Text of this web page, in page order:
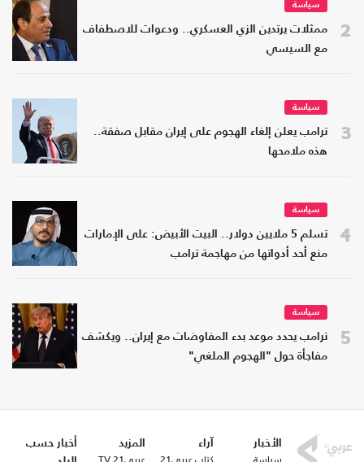
2
سياسة
ممثلات يرتدين الزي العسكري.. ودعوات للاصطفاف
مع السيسي
3
سياسة
ترامب يعلن إلغاء الهجوم على إيران مقابل صفقة..
هذه ملامحها
4
سياسة
تسلم 5 ملايين دولار.. البيت الأبيض: على الإمارات
منع أحد أدواتها من مهاجمة ترامب
5
سياسة
ترامب يحدد موعد بدء المفاوضات مع إيران.. ويكشف
مفاجأة حول "الهجوم الملغي"
الأخبار آراء المزيد
أخبار حسب